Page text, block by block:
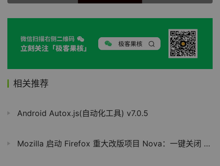
相关推荐
Android Autox.js(自动化工具) v7.0.5
Mozilla 启动 Firefox 重大改版项目 Nova：一键关闭 AI、紧凑模式回归、加载提速 9%